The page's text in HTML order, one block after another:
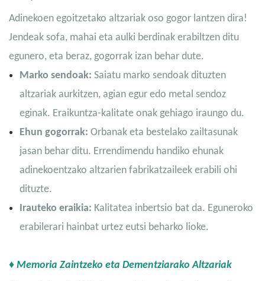
Adinekoen egoitzetako altzariak oso gogor lantzen dira!
Jendeak sofa, mahai eta aulki berdinak erabiltzen ditu
egunero, eta beraz, gogorrak izan behar dute.
Marko sendoak: Saiatu marko sendoak dituzten
altzariak aurkitzen, agian egur edo metal sendoz
eginak. Eraikuntza-kalitate onak gehiago iraungo du.
Ehun gogorrak: Orbanak eta bestelako zailtasunak
jasan behar ditu. Errendimendu handiko ehunak
adinekoentzako altzarien fabrikatzaileek erabili ohi
dituzte.
Irauteko eraikia: Kalitatea inbertsio bat da. Eguneroko
erabilerari hainbat urtez eutsi beharko lioke.
♦ Memoria Zaintzeko eta Dementziarako Altzariak